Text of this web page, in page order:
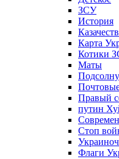
ЗСУ
История
Карта
Котики
Маты
Правый
путин
Стоп
Флаги